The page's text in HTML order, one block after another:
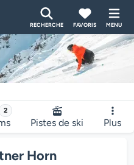
RECHERCHE FAVORIS MENU
2
Pistes de ski Plus
Horn